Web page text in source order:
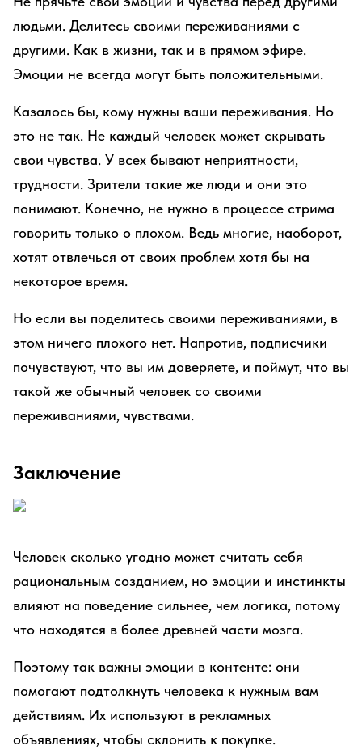
людьми. Делитесь своими переживаниями с
другими. Как в жизни, так и в прямом эфире.
Эмоции не всегда могут быть положительными.
Казалось бы, кому нужны ваши переживания. Но
это не так. Не каждый человек может скрывать
свои чувства. У всех бывают неприятности,
трудности. Зрители такие же люди и они это
понимают. Конечно, не нужно в процессе стрима
говорить только о плохом. Ведь многие, наоборот,
хотят отвлечься от своих проблем хотя бы на
некоторое время.
Но если вы поделитесь своими переживаниями, в
этом ничего плохого нет. Напротив, подписчики
почувствуют, что вы им доверяете, и поймут, что вы
такой же обычный человек со своими
переживаниями, чувствами.
Заключение
Человек сколько угодно может считать себя
рациональным созданием, но эмоции и инстинкты
влияют на поведение сильнее, чем логика, потому
что находятся в более древней части мозга.
Поэтому так важны эмоции в контенте: они
помогают подтолкнуть человека к нужным вам
действиям. Их используют в рекламных
объявлениях, чтобы склонить к покупке.